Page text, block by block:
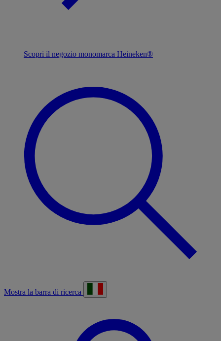
Scopri il negozio monomarca Heineken®
Mostra la barra di ricerca